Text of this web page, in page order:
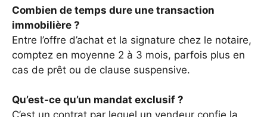
Combien de temps dure une transaction
immobilière ?
Entre l’offre d’achat et la signature chez le notaire,
comptez en moyenne 2 à 3 mois, parfois plus en
cas de prêt ou de clause suspensive.
Qu’est-ce qu’un mandat exclusif ?